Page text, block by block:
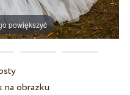
powiększyć
na obrazku